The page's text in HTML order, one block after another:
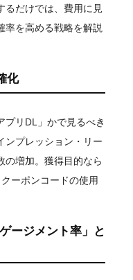
るだけでは、費用に見
率を高める戦略を解説
化
プリDL」かで見るべき
ンプレッション・リー
の増加。獲得目的なら
ーポンコードの使用
ージメント率」と